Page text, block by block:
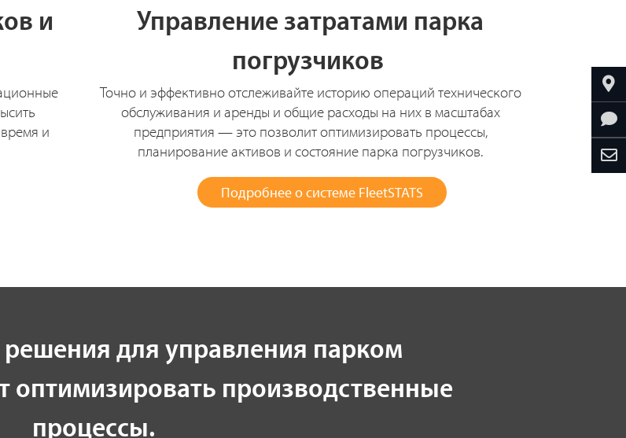
и
и
Управление затратами парка
погрузчиков
Точно и эффективно отслеживайте историю операций технического
обслуживания и аренды и общие расходы на них в масштабах
предприятия — это позволит оптимизировать процессы,
планирование активов и состояние парка погрузчиков.
Подробнее о системе FleetSTATS
для управления парком
оптимизировать производственные
процессы.